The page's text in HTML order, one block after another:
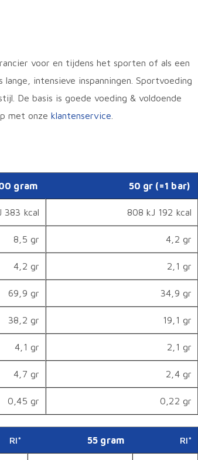
voor en tijdens het sporten of als een
intensieve inspanningen. Sportvoeding
De basis is goede voeding & voldoende
met onze klantenservice
gram 50 gr (=1 bar)
383 kcal 808 kJ 192 kcal
8,5 gr 4,2 gr
4,2 gr 2,1 gr
69,9 gr 34,9 gr
38,2 gr 19,1 gr
4,1 gr 2,1 gr
4,7 gr 2,4 gr
0,45 gr 0,22 gr
RI* 55 gram RI*